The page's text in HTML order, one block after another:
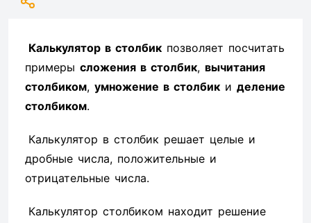
Калькулятор в столбик позволяет посчитать
примеры сложения в столбик, вычитания
столбиком, умножение в столбик и деление
столбиком.
Калькулятор в столбик решает целые и
дробные числа, положительные и
отрицательные числа.
Калькулятор столбиком находит решение